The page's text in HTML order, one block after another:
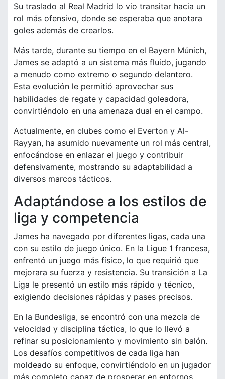
Su traslado al Real Madrid lo vio transitar hacia un
rol más ofensivo, donde se esperaba que anotara
goles además de crearlos.
Más tarde, durante su tiempo en el Bayern Múnich,
James se adaptó a un sistema más fluido, jugando
a menudo como extremo o segundo delantero.
Esta evolución le permitió aprovechar sus
habilidades de regate y capacidad goleadora,
convirtiéndolo en una amenaza dual en el campo.
Actualmente, en clubes como el Everton y Al-
Rayyan, ha asumido nuevamente un rol más central,
enfocándose en enlazar el juego y contribuir
defensivamente, mostrando su adaptabilidad a
diversos marcos tácticos.
Adaptándose a los estilos de
liga y competencia
James ha navegado por diferentes ligas, cada una
con su estilo de juego único. En la Ligue 1 francesa,
enfrentó un juego más físico, lo que requirió que
mejorara su fuerza y resistencia. Su transición a La
Liga le presentó un estilo más rápido y técnico,
exigiendo decisiones rápidas y pases precisos.
En la Bundesliga, se encontró con una mezcla de
velocidad y disciplina táctica, lo que lo llevó a
refinar su posicionamiento y movimiento sin balón.
Los desafíos competitivos de cada liga han
moldeado su enfoque, convirtiéndolo en un jugador
más completo capaz de prosperar en entornos